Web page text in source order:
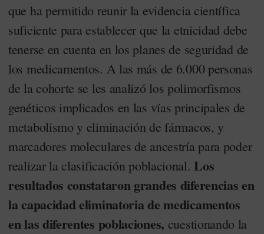
que ha permitido reunir la evidencia científica
suficiente para establecer que la etnicidad debe
tenerse en cuenta en los planes de seguridad de
los medicamentos. A las más de 6.000 personas
de la cohorte se les analizó los polimorfismos
genéticos implicados en las vías principales de
metabolismo y eliminación de fármacos, y
marcadores moleculares de ancestría para poder
realizar la clasificación poblacional. Los
resultados constataron grandes diferencias en
la capacidad eliminatoria de medicamentos
en las diferentes poblaciones, cuestionando la